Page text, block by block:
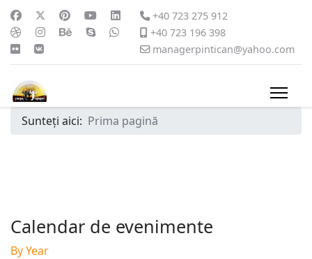
+40 723 275 912
+40 723 196 398
managerpintican@yahoo.com
Sunteți aici: Prima pagină
Calendar de evenimente
By Year